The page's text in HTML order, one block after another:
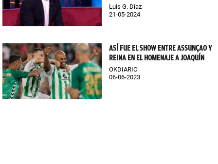
Luis G. Díaz
21-05-2024
ASÍ FUE EL SHOW ENTRE ASSUNÇAO Y
REINA EN EL HOMENAJE A JOAQUÍN
OKDIARIO
06-06-2023